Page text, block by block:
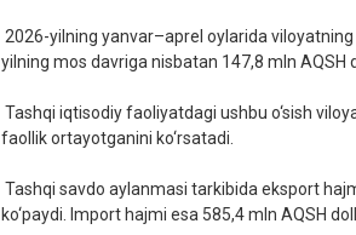
2026-yilning yanvar–aprel oylarida
yilning mos davriga nisbatan 147,8 mln AQSH
Tashqi iqtisodiy faoliyatdagi ushbu o‘sish
faollik ortayotganini ko‘rsatadi.
Tashqi savdo aylanmasi tarkibida eksport
ko‘paydi. Import hajmi esa 585,4 mln AQSH